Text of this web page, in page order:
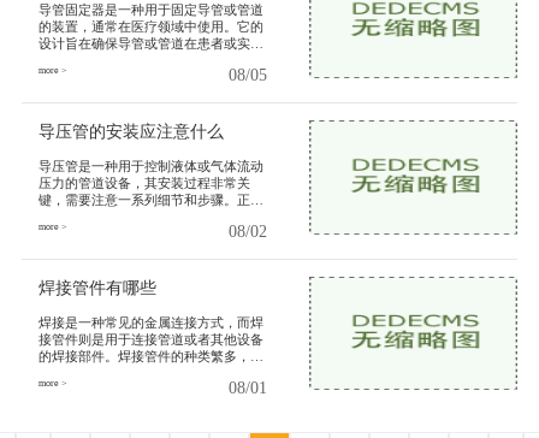
导管固定器是一种用于固定导管或管道
的装置，通常在医疗领域中使用。它的
设计旨在确保导管或管道在患者或实验
落或移位。导管固定器的正确
more > 08/05
导压管的安装应注意什么
导压管是一种用于控制液体或气体流动
压力的管道设备，其安装过程非常关
键，需要注意一系列细节和步骤。正确
免泄漏和其他安全问题的发生。
more > 08/02
焊接管件有哪些
焊接是一种常见的金属连接方式，而焊
接管件则是用于连接管道或者其他设备
的焊接部件。焊接管件的种类繁多，根
寸和材质的焊接管件。下面将
more > 08/01